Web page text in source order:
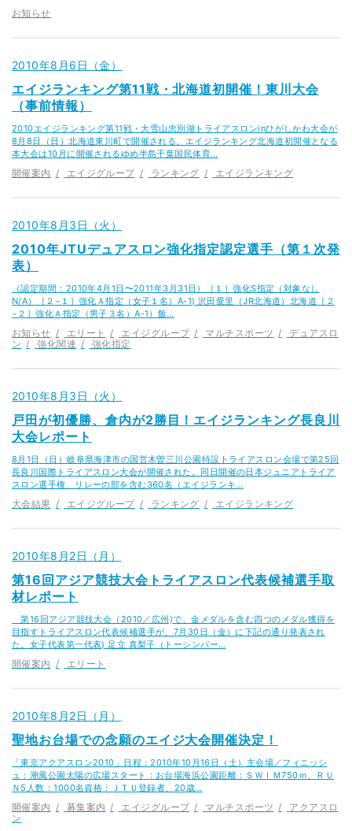
お知らせ
2010年8月6日（金）
エイジランキング第11戦・北海道初開催！東川大会
（事前情報）
2010エイジランキング第11戦・大雪山忠別湖トライアスロンinひがしかわ大会が
8月8日（日）北海道東川町で開催される。エイジランキング北海道初開催となる
本大会は10月に開催されるゆめ半島千葉国民体育…
開催案内 エイジグループ ランキング エイジランキング
2010年8月3日（火）
2010年JTUデュアスロン強化指定認定選手（第１次発
表）
（認定期間：2010年4月1日〜2011年3月31日）［１］強化S指定（対象なし
N/A）［２−１］強化Ａ指定（女子１名）A-1) 沢田愛里（JR北海道）北海道［２
−２］強化Ａ指定（男子３名）A-1）飯…
お知らせ エリート エイジグループ マルチスポーツ
デュアスロ
ン
強化関連 強化指定
2010年8月3日（火）
戸田が初優勝、倉内が2勝目！エイジランキング長良川
大会レポート
8月1日（日）岐阜県海津市の国営木曽三川公園特設トライアスロン会場で第25回
長良川国際トライアスロン大会が開催された。同日開催の日本ジュニアトライア
スロン選手権、リレーの部を含む360名（エイジランキ…
大会結果 エイジグループ ランキング エイジランキング
2010年8月2日（月）
第16回アジア競技大会トライアスロン代表候補選手取
材レポート
第16回アジア競技大会（2010／広州)で、金メダルを含む四つのメダル獲得を
目指すトライアスロン代表候補選手が、7月30日（金）に下記の通り発表され
た。女子代表第一代表) 足立 真梨子（トーシンパー…
開催案内 エリート
2010年8月2日（月）
聖地お台場での念願のエイジ大会開催決定！
「東京アクアスロン2010」日程：2010年10月16日（土）主会場／フィニッシ
ュ：潮風公園太陽の広場スタート：お台場海浜公園距離：ＳＷＩＭ750ｍ、ＲＵ
Ｎ5人数：1000名資格：ＪＴＵ登録者、20歳…
開催案内 募集案内 エイジグループ マルチスポーツ
アクアスロ
ン